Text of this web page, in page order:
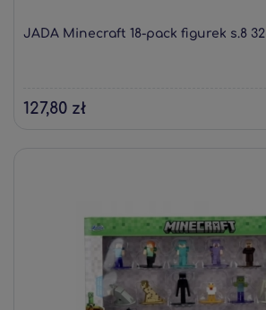
JADA Minecraft 18-pack figurek s.8
127,80 zł